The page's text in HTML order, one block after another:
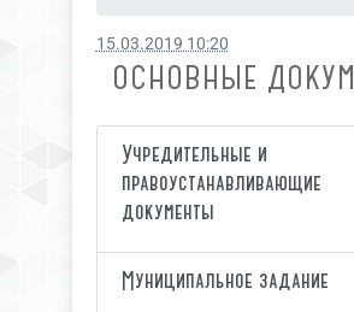
15.03.2019 10:20
ОСНОВНЫЕ
Учредительные и
правоустанавливающие
документы
Муниципальное задание